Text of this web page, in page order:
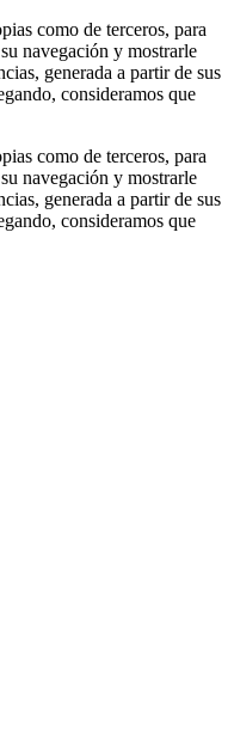
como de terceros, para
navegación y mostrarle
generada a partir de sus
consideramos que
como de terceros, para
navegación y mostrarle
generada a partir de sus
consideramos que